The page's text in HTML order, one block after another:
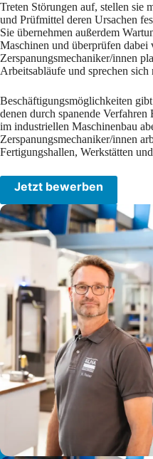
Treten Störungen auf, stellen sie
und Prüfmittel deren Ursachen
Sie übernehmen außerdem
Maschinen und überprüfen dabei
Zerspanungsmechaniker/innen
Arbeitsabläufe und sprechen
Beschäftigungsmöglichkeiten
denen durch spanende
im industriellen Maschinenbau
Zerspanungsmechaniker/innen
Fertigungshallen, Werkstätten
Jetzt bewerben